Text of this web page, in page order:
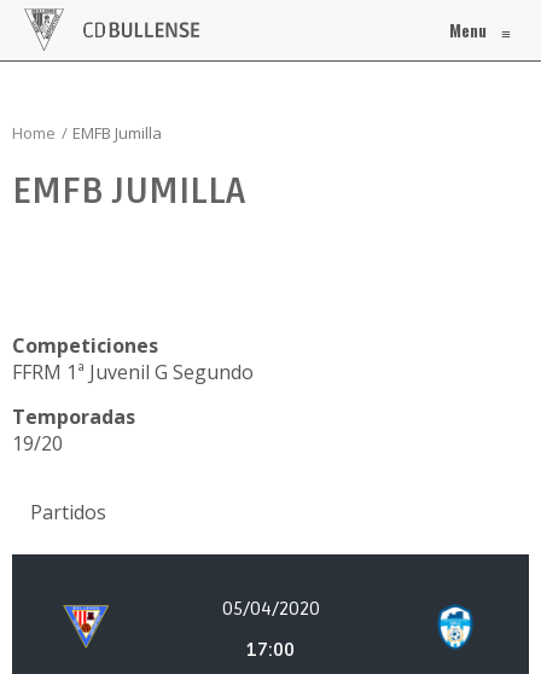
Menu ≡
Home EMFB Jumilla
EMFB JUMILLA
Competiciones
FFRM 1ª Juvenil G Segundo
Temporadas
19/20
Partidos
05/04/2020
17:00